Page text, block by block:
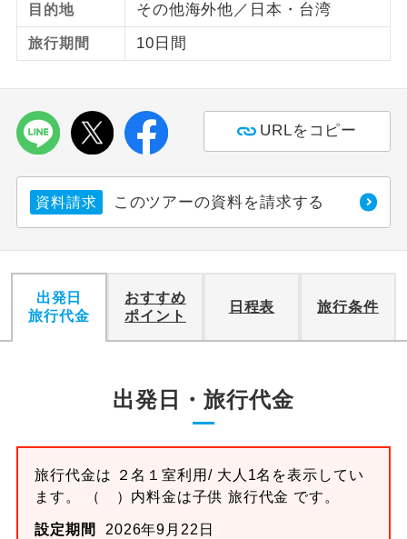
目的地 その他海外他／日本・台湾
旅行期間 10日間
URLをコピー
資料請求 このツアーの資料を請求する
出発日
旅行代金
おすすめ
ポイント
日程表 旅行条件
出発日・旅行代金
旅行代金は ２名１室利用/ 大人1名を表示してい
ます。 （ ）内料金は子供 旅行代金 です。
設定期間 2026年9月22日